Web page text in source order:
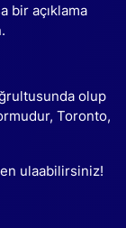
bir açıklama
olup
Toronto,
ulaabilirsiniz!